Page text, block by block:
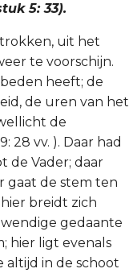
5: 33).
uit het
te voorschijn.
heeft; de
de uren van het
de
28 vv. ). Daar had
de Vader; daar
gaat de stem ten
hier breidt zich
gedaante
hier ligt evenals
altijd in de schoot